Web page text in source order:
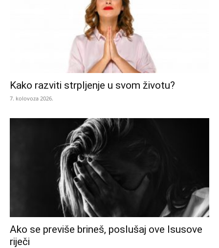
Kako razviti strpljenje u svom životu?
7. kolovoza 2026.
Ako se previše brineš, poslušaj ove Isusove
riječi